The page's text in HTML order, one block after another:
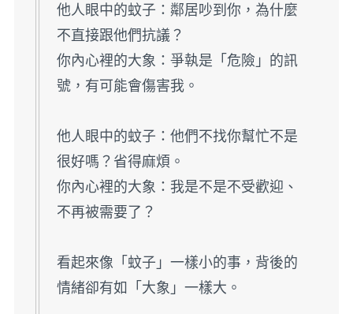
他人眼中的蚊子：鄰居吵到你，為什麼
不直接跟他們抗議？
你內心裡的大象：爭執是「危險」的訊
號，有可能會傷害我。
他人眼中的蚊子：他們不找你幫忙不是
很好嗎？省得麻煩。
你內心裡的大象：我是不是不受歡迎、
不再被需要了？
看起來像「蚊子」一樣小的事，背後的
情緒卻有如「大象」一樣大。